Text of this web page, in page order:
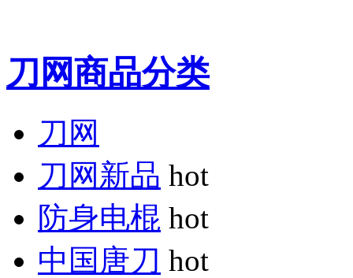
刀网商品分类
刀网
刀网新品 hot
防身电棍 hot
中国唐刀 hot